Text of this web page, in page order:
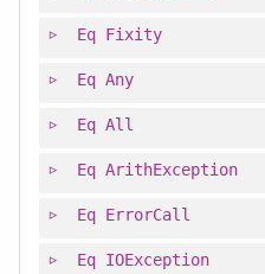
Eq Fixity
Eq Any
Eq All
Eq ArithException
Eq ErrorCall
Eq IOException